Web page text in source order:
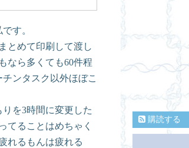
す。
とめて印刷して渡し
なら多くても60件程
チンタスク以外ほぼこ
を3時間に変更した
てることはめちゃく
れるもんは疲れる
購読する